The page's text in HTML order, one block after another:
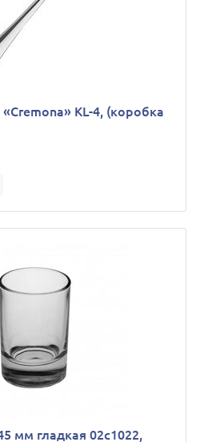
KL-4, (коробка
мм гладкая 02с1022,